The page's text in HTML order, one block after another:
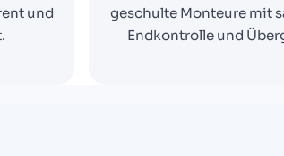
und
geschulte Monteure mit
Endkontrolle und